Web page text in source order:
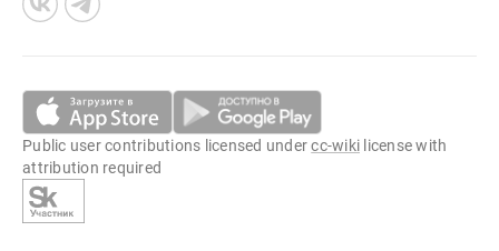
Public user contributions licensed undercc-wiki license with
attribution required